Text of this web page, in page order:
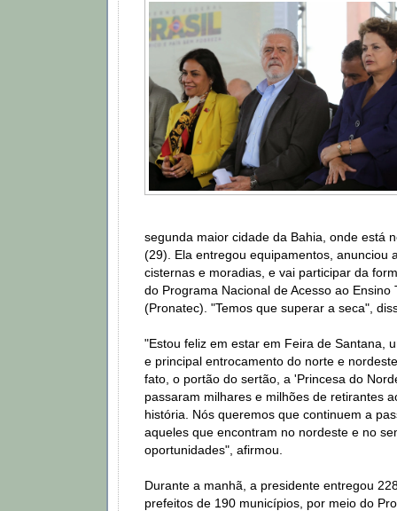
segunda maior cidade da Bahia, onde está
(29). Ela entregou equipamentos, anunciou
cisternas e moradias, e vai participar da
do Programa Nacional de Acesso ao Ensino
(Pronatec). "Temos que superar a seca",
"Estou feliz em estar em Feira de Santana,
e principal entrocamento do norte e
fato, o portão do sertão, a 'Princesa do
passaram milhares e milhões de retirantes
história. Nós queremos que continuem a
aqueles que encontram no nordeste e no
oportunidades", afirmou.
Durante a manhã, a presidente entregou
prefeitos de 190 municípios, por meio do